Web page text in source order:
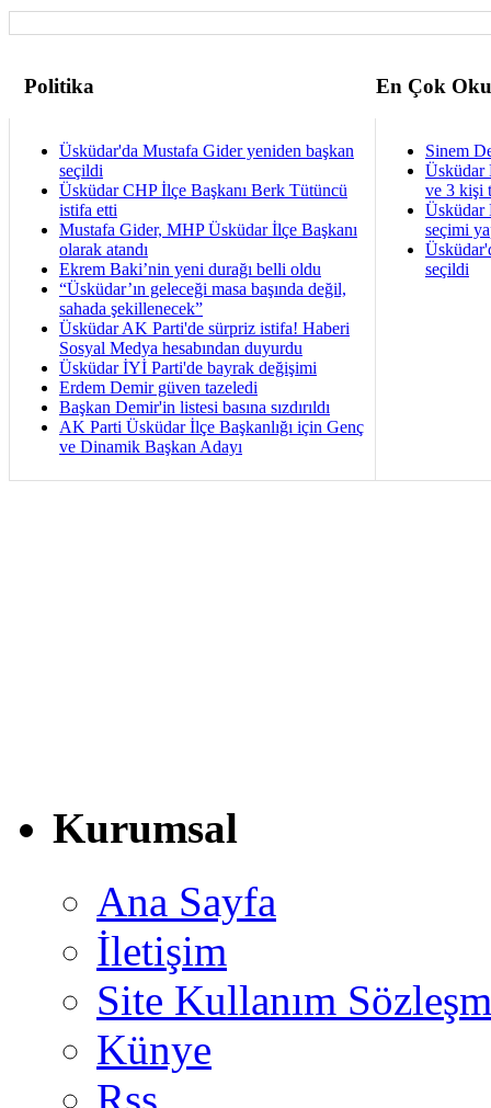
Politika En Çok
Üsküdar'da Mustafa Gider yeniden başkan
seçildi
Üsküdar CHP İlçe Başkanı Berk Tütüncü
istifa etti
Mustafa Gider, MHP Üsküdar İlçe Başkanı
olarak atandı
Ekrem Baki’nin yeni durağı belli oldu
“Üsküdar’ın geleceği masa başında değil,
sahada şekillenecek”
Üsküdar AK Parti'de sürpriz istifa! Haberi
Sosyal Medya hesabından duyurdu
Üsküdar İYİ Parti'de bayrak değişimi
Erdem Demir güven tazeledi
Başkan Demir'in listesi basına sızdırıldı
AK Parti Üsküdar İlçe Başkanlığı için Genç
ve Dinamik Başkan Adayı
Sinem
Üsküdar
ve 3 kişi
Üsküdar
seçimi
seçildi
Kurumsal
Ana Sayfa
İletişim
Site Kullanım
Künye
Rss